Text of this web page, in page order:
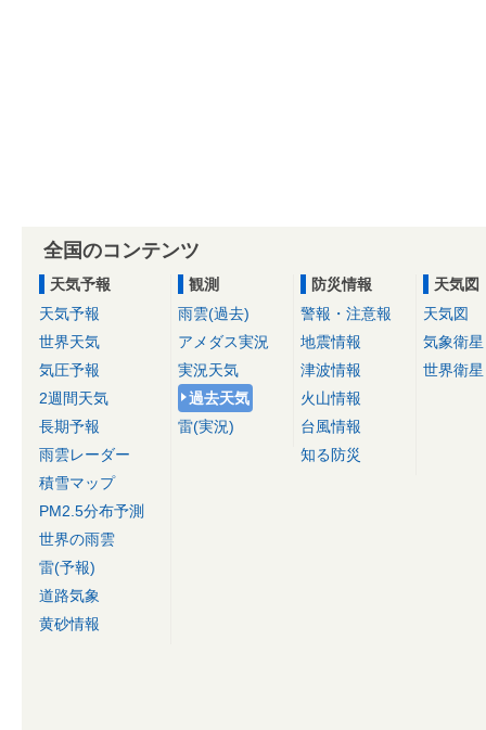
全国のコンテンツ
天気予報
天気予報
世界天気
気圧予報
2週間天気
長期予報
雨雲レーダー
積雪マップ
PM2.5分布予測
世界の雨雲
雷(予報)
道路気象
黄砂情報
観測
雨雲(過去)
アメダス実況
実況天気
過去天気
雷(実況)
防災情報
警報・注意報
地震情報
津波情報
火山情報
台風情報
知る防災
天気図
天気図
気象衛星
世界衛星